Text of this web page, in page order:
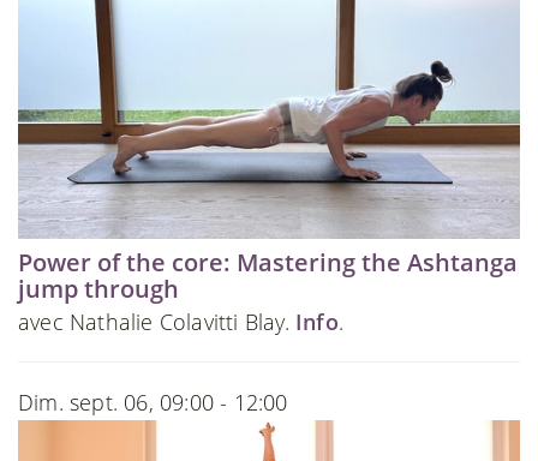
Power of the core: Mastering the Ashtanga
jump through
avec Nathalie Colavitti Blay. Info.
Dim. sept. 06, 09:00 - 12:00